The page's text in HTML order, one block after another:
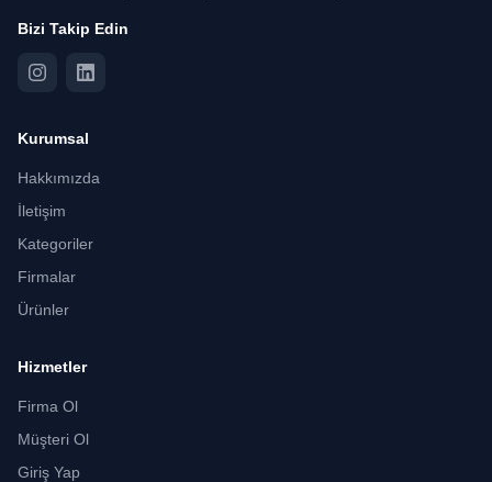
Bizi Takip Edin
Kurumsal
Hakkımızda
İletişim
Kategoriler
Firmalar
Ürünler
Hizmetler
Firma Ol
Müşteri Ol
Giriş Yap